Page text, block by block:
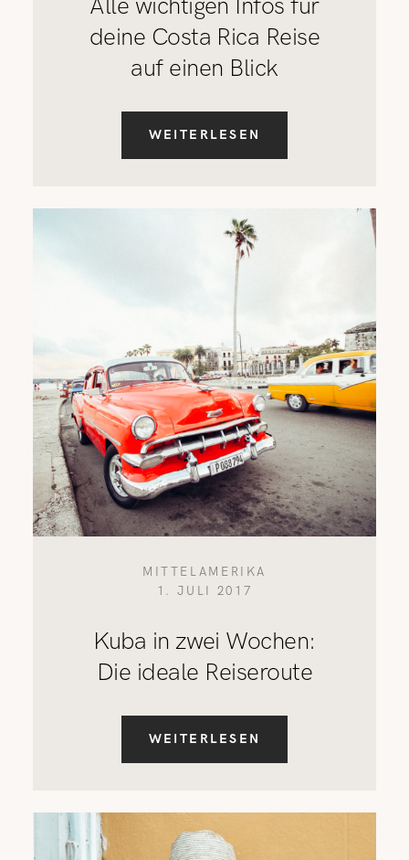
Alle wichtigen Infos für
deine Costa Rica Reise
auf einen Blick
WEITERLESEN
MITTELAMERIKA
1. JULI 2017
Kuba in zwei Wochen:
Die ideale Reiseroute
WEITERLESEN